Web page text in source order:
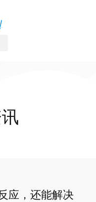
应，还能解决